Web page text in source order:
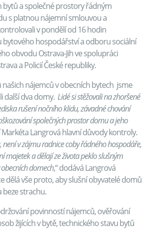
bytů a společné prostory řádným
s platnou nájemní smlouvou a
v pondělí od 16 hodin
hospodářství a odboru sociální
obvodu Ostrava-Jih ve spolupráci
a Policií České republiky.
našich nájemců v obecních bytech jsme
další dva domy. Lidé si stěžovali na zhoršené
rušení nočního klidu, závadné chování
společných prostor domu a jeho
Langrová hlavní důvody kontroly.
není v zájmu radnice coby řádného hospodáře,
majetek a dělají ze života peklo slušným
domech,“ dodává Langrová
dělá vše proto, aby slušní obyvatelé domů
beze strachu.
povinností nájemců, ověřování
žijících v bytě, technického stavu bytů